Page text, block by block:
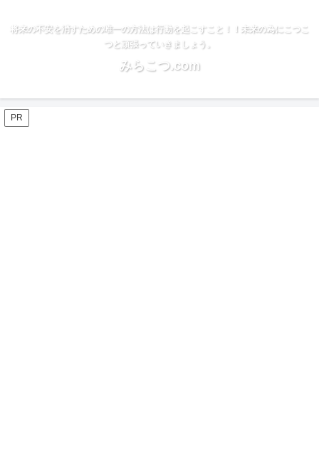
将来の不安を消すための唯一の方法は行動を起こすこと！！未来の為にこつこ
つと頑張っていきましょう。
みらこつ.com
PR